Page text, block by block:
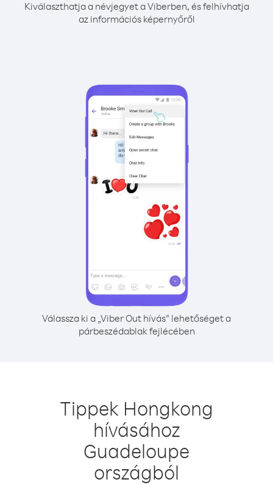
Kiválaszthatja a névjegyet a Viberben, és felhívhatja
az információs képernyőről
Válassza ki a „Viber Out hívás” lehetőséget a
párbeszédablak fejlécében
Tippek Hongkong
hívásához
Guadeloupe
országból